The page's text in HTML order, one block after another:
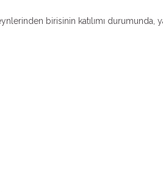
birisinin katılımı durumunda,